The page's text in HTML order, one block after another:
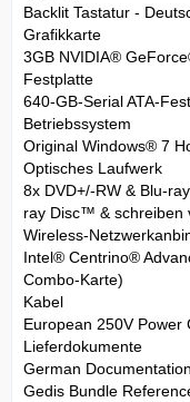
Backlit Tastatur -
Grafikkarte
3GB NVIDIA®
Festplatte
640-GB-Serial ATA-
Betriebssystem
Original Windows® 7
Optisches Laufwerk
8x DVD+/-RW & Blu-
ray Disc™ & schreiben
Wireless-
Intel® Centrino®
Combo-Karte)
Kabel
European 250V Power
Lieferdokumente
German Documentation
Gedis Bundle